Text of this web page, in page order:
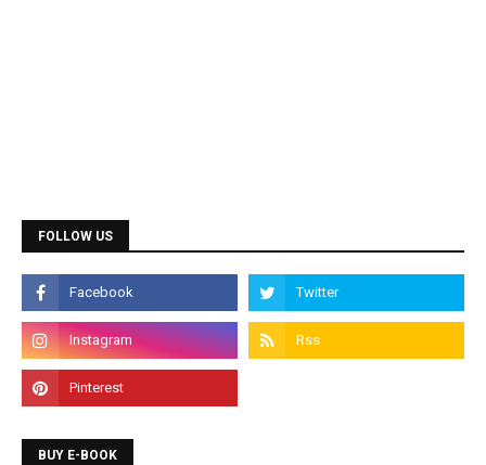
Admission is going on for all Diploma Courses like
DCA, DTP, Tally, Web Designing etc.
Programming Courses
Admission is going on for Programming Languages
like C, C++, Java, .Net, PHP, Python etc.
FOLLOW US
BUY E-BOOK